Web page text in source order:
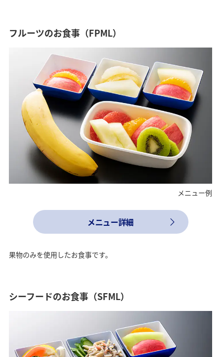
フルーツのお食事（FPML）
メニュー例
メニュー詳細
果物のみを使用したお食事です。
シーフードのお食事（SFML）